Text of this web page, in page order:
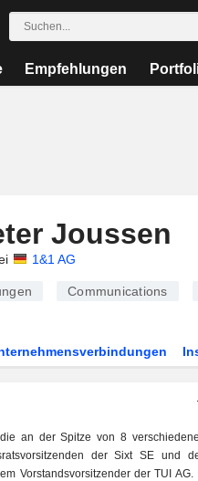
Empfehlungen
Joussen
1&1 AG
Communications
an der Spitze von 8
der Sixt SE und
Vorstandsvorsitzender der TUI AG.